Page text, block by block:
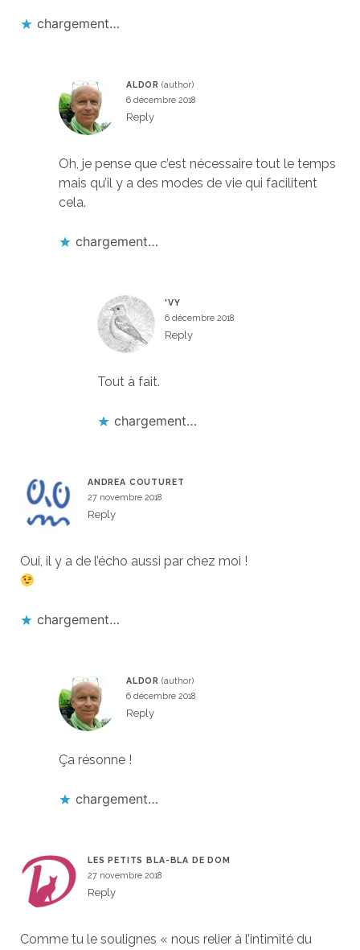
chargement…
ALDOR
6 décembre 2018
Reply
Oh, je pense que c’est nécessaire tout le temps
mais qu’il y a des modes de vie qui facilitent
cela.
chargement…
'VY
6 décembre 2018
Reply
Tout à fait.
chargement…
ANDREA COUTURET
27 novembre 2018
Reply
Oui, il y a de l’écho aussi par chez moi !
chargement…
ALDOR
6 décembre 2018
Reply
Ça résonne !
chargement…
LES PETITS BLA-BLA DE DOM
27 novembre 2018
Reply
Comme tu le soulignes « nous relier à l’intimité du